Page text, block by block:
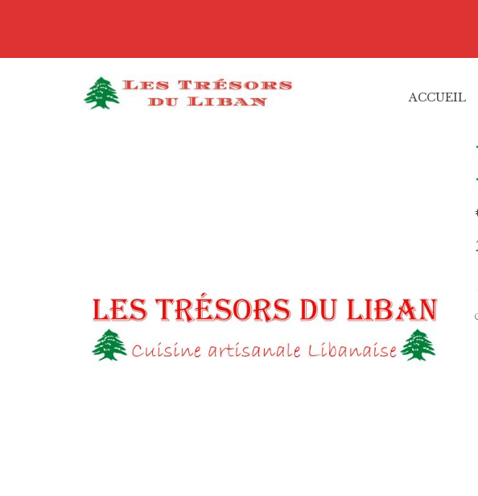
ACCUEIL